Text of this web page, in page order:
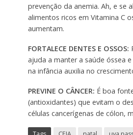
prevenção da anemia. Ah, e se
alimentos ricos em Vitamina C
aumentam.
FORTALECE DENTES E OSSOS:
ajuda a manter a saúde óssea
na infância auxilia no
PREVINE O CÂNCER: É boa
(antioxidantes) que evitam o
células cancerígenas de cólon,